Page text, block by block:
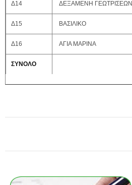
Δ14 ΔΕΞΑΜΕΝΗ ΓΕΩΤΡΙΣΕΩΝ
Δ15 ΒΑΣΙΛΙΚΟ
Δ16 ΑΓΙΑ ΜΑΡΙΝΑ
ΣΥΝΟΛΟ